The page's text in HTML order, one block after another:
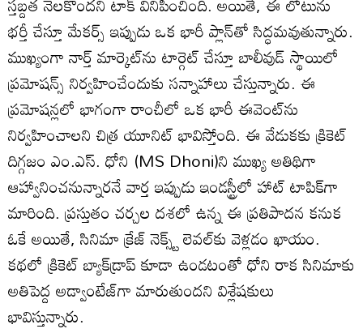
భర్తీ చేస్తూ మేకర్స్ ఇప్పుడు ఒక భారీ ప్లాన్‌తో సిద్ధమవుతున్నారు.
ముఖ్యంగా నార్త్ మార్కెట్‌ను టార్గెట్ చేస్తూ బాలీవుడ్ స్థాయిలో
ప్రమోషన్స్ నిర్వహించేందుకు సన్నాహాలు చేస్తున్నారు. ఈ
ప్రమోషన్లలో భాగంగా రాంచీలో ఒక భారీ ఈవెంట్‌ను
నిర్వహించాలని చిత్ర యూనిట్ భావిస్తోంది. ఈ వేడుకకు క్రికెట్
దిగ్గజం ఎం.ఎస్. ధోని (MS Dhoni)ని ముఖ్య అతిథిగా
ఆహ్వానించనున్నారనే వార్త ఇప్పుడు ఇండస్ట్రీలో హాట్ టాపిక్‌గా
మారింది. ప్రస్తుతం చర్చల దశలో ఉన్న ఈ ప్రతిపాదన కనుక
ఓకే అయితే, సినిమా క్రేజ్ నెక్స్ట్ లెవల్‌కు వెళ్లడం ఖాయం.
కథలో క్రికెట్ బ్యాక్‌డ్రాప్ కూడా ఉండటంతో ధోని రాక సినిమాకు
అతిపెద్ద అడ్వాంటేజ్‌గా మారుతుందని విశ్లేషకులు
భావిస్తున్నారు.